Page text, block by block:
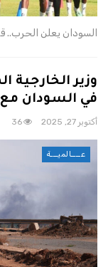
السودان يعلن الحرب..
وزير الخارجية
في السودان مع 5 دول
أكتوبر 27, 2025 36
عــــالميـــة